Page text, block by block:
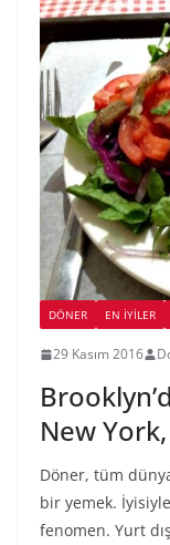
DÖNER EN İYILER
29 Kasım 2016
New
Döner, tüm
bir yemek.
fenomen. Yurt